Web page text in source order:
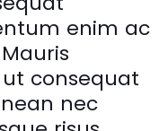
enim ac
consequat
nec